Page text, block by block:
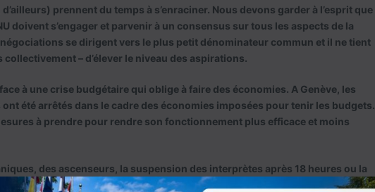
prennent du temps à s’enraciner. Nous devons garder à l’esprit que
doivent s’engager et parvenir à un consensus sur tous les aspects de la
se dirigent vers le plus petit dénominateur commun et il ne tient
collectivement – d’élever le niveau des aspirations.
face à une crise budgétaire qui oblige à faire des économies. A Genève, les
été arrêtés dans le cadre des économies imposées pour tenir les budgets.
à prendre pour rendre son fonctionnement plus efficace et moins
des ascenseurs, la suspension des interprètes après 18 heures ou la
pour les négociations ne sont bien sûr que des mesures temporaires qui